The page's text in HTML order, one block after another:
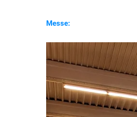
Messe: